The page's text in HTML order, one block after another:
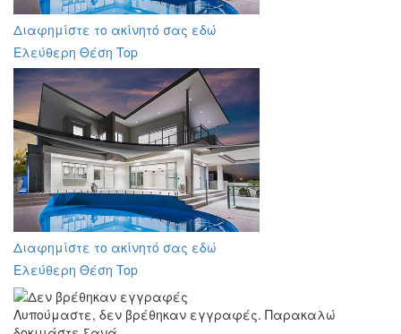
Διαφημίστε το ακίνητό σας εδώ
Ελεύθερη Θέση Top
Διαφημίστε το ακίνητό σας εδώ
Ελεύθερη Θέση Top
Λυπούμαστε, δεν βρέθηκαν εγγραφές. Παρακαλώ